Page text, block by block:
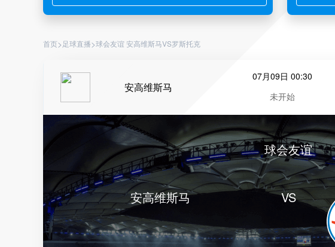
首页> 足球直播>球会友谊 安高维斯马VS罗斯托克
安高维斯马
07月09日 00:30
未开始
安高维斯马
球会友谊
VS